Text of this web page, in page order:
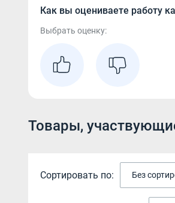
Как вы оцениваете работу
Выбрать оценку:
Товары,
Сортировать по: Без